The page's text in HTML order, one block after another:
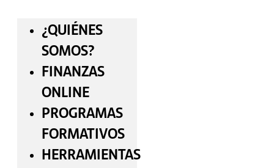
¿QUIÉNES
SOMOS?
FINANZAS
ONLINE
PROGRAMAS
FORMATIVOS
HERRAMIENTAS